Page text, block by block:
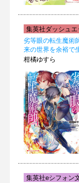
集英社ダッシュ
劣等眼の転生魔術
来の世界を余裕で
柑橘ゆすら
集英社eシフォン